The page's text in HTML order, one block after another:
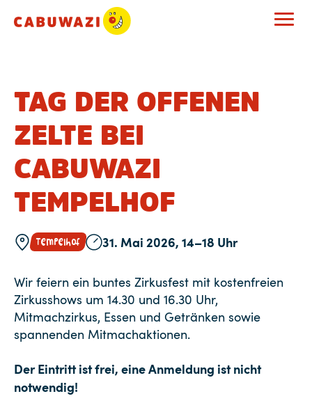
TAG DER OFFENEN
ZELTE BEI
CABUWAZI
TEMPELHOF
Tempelhof 31. Mai 2026, 14–18 Uhr
Wir feiern ein buntes Zirkusfest mit kostenfreien
Zirkusshows um 14.30 und 16.30 Uhr,
Mitmachzirkus, Essen und Getränken sowie
spannenden Mitmachaktionen.
Der Eintritt ist frei, eine Anmeldung ist nicht
notwendig!